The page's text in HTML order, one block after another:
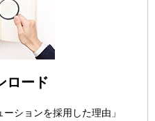
ロード
ションを採用した理由」